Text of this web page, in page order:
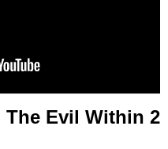
The Evil Within 2